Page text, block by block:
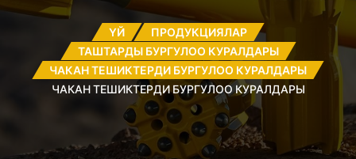
ҮЙ
ПРОДУКЦИЯЛАР
ТАШТАРДЫ БУРГУЛОО КУРАЛДАРЫ
ЧАКАН ТЕШИКТЕРДИ БУРГУЛОО КУРАЛДАРЫ
ЧАКАН ТЕШИКТЕРДИ БУРГУЛОО КУРАЛДАРЫ